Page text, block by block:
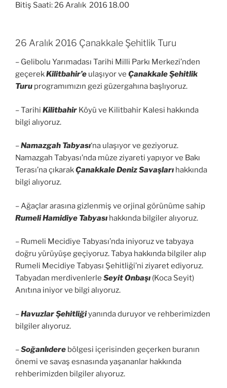
Bitiş Saati: 26 Aralık 2016 18.00
26 Aralık 2016 Çanakkale Şehitlik Turu
– Gelibolu Yarımadası Tarihi Milli Parkı Merkezi’nden
geçerekKilitbahir’e ulaşıyor ve Çanakkale Şehitlik
Turu programımızın gezi güzergahına başlıyoruz.
– Tarihi Kilitbahir Köyü ve Kilitbahir Kalesi hakkında
bilgi alıyoruz.
–Namazgah Tabyası‘na ulaşıyor ve geziyoruz.
Namazgah Tabyası’nda müze ziyareti yapıyor ve Bakı
Terası’na çıkarakÇanakkale Deniz Savaşları hakkında
bilgi alıyoruz.
– Ağaçlar arasına gizlenmiş ve orjinal görünüme sahip
Rumeli Hamidiye Tabyası hakkında bilgiler alıyoruz.
– Rumeli Mecidiye Tabyası’nda iniyoruz ve tabyaya
doğru yürüyüşe geçiyoruz. Tabya hakkında bilgiler alıp
Rumeli Mecidiye Tabyası Şehitliği’ni ziyaret ediyoruz.
Tabyadan merdivenlerle Seyit Onbaşı (Koca Seyit)
Anıtına iniyor ve bilgi alıyoruz.
–Havuzlar Şehitliğiyanında duruyor ve rehberimizden
bilgiler alıyoruz.
–Soğanlıdere bölgesi içerisinden geçerken buranın
önemi ve savaş esnasında yaşananlar hakkında
rehberimizden bilgiler alıyoruz.